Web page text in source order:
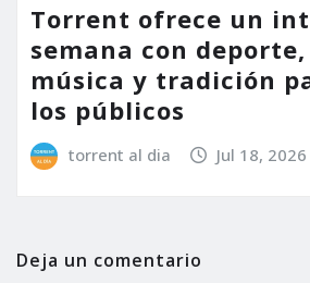
Torrent ofrece un
semana con
música y tradición
los públicos
torrent al dia Jul 18, 2026
Deja un comentario